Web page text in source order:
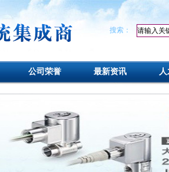
搜索：
公司荣誉 最新资讯